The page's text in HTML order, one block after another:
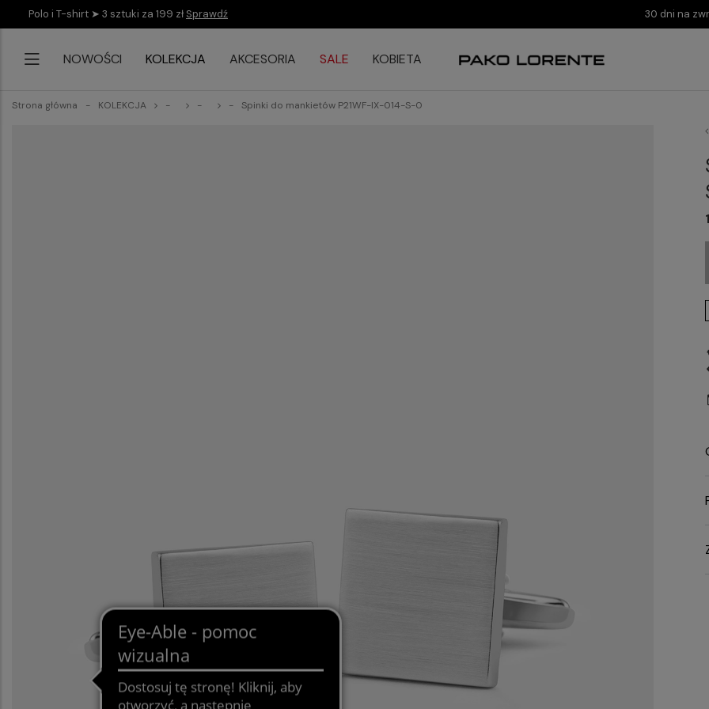
Polo i T-shirt ➤ 3 sztuki za 199 zł Sprawdź 30 dni na
NOWOŚCI KOLEKCJA AKCESORIA SALE KOBIETA
Strona główna KOLEKCJA Spinki do mankietów P21WF-IX-014-S-0